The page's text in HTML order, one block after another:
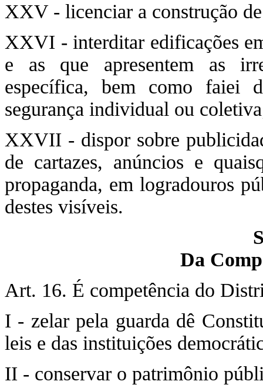
XXV - licenciar a construção
XXVI - interditar edificações
e as que apresentem as
específica, bem como faiei
segurança individual ou
XXVII - dispor sobre
de cartazes, anúncios e
propaganda, em logradouros
destes visíveis.
Da
Art. 16. É competência do
I - zelar pela guarda dê
leis e das instituições
II - conservar o patrimônio